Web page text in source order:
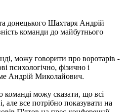
донецького Шахтаря Андрій
команди до майбутнього
можу говорити про воротарів -
психологічно, фізично і
Андрій Миколайович.
команді можу сказати, що всі
але все потрібно показувати на